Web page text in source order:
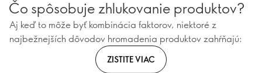
Čo spôsobuje zhlukovanie produktov?
Aj keď to môže byť kombinácia faktorov, niektoré z
najbežnejších dôvodov hromadenia produktov zahŕňajú:
ZISTITE VIAC